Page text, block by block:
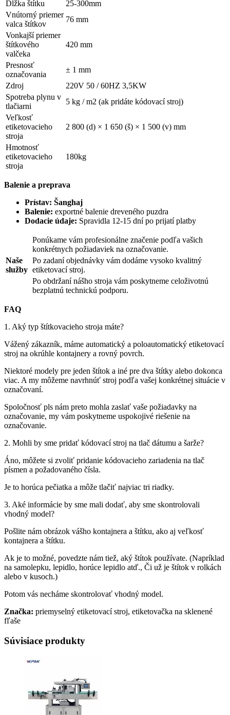
Dĺžka štítku
25-300mm
Vnútorný priemer
valca štítkov
76 mm
Vonkajší priemer
štítkového
valčeka
420 mm
Presnosť
označovania
± 1 mm
Zdroj
220V 50 / 60HZ 3,5KW
Spotreba plynu v
tlačiarni
5 kg / m2 (ak pridáte kódovací stroj)
Veľkosť
etiketovacieho
stroja
2 800 (d) × 1 650 (š) × 1 500 (v) mm
Hmotnosť
etiketovacieho
stroja
180kg
Balenie a preprava
Prístav: Šanghaj
Balenie: exportné balenie dreveného puzdra
Dodacie údaje: Spravidla 12-15 dní po prijatí platby
Naše
služby
Ponúkame vám profesionálne značenie podľa vašich
konkrétnych požiadaviek na označovanie.
Po zadaní objednávky vám dodáme vysoko kvalitný
etiketovací stroj.
Po obdržaní nášho stroja vám poskytneme celoživotnú
bezplatnú technickú podporu.
FAQ
1. Aký typ štítkovacieho stroja máte?
Vážený zákazník, máme automatický a poloautomatický etiketovací
stroj na okrúhle kontajnery a rovný povrch.
Niektoré modely pre jeden štítok a iné pre dva štítky alebo dokonca
viac. A my môžeme navrhnúť stroj podľa vašej konkrétnej situácie v
označovaní.
Spoločnosť pls nám preto mohla zaslať vaše požiadavky na
označovanie, my vám poskytneme uspokojivé riešenie na
označovanie.
2. Mohli by sme pridať kódovací stroj na tlač dátumu a šarže?
Áno, môžete si zvoliť pridanie kódovacieho zariadenia na tlač
písmen a požadovaného čísla.
Je to horúca pečiatka a môže tlačiť najviac tri riadky.
3. Aké informácie by sme mali dodať, aby sme skontrolovali
vhodný model?
Pošlite nám obrázok vášho kontajnera a štítku, ako aj veľkosť
kontajnera a štítku.
Ak je to možné, povedzte nám tiež, aký štítok používate. (Napríklad
na samolepku, lepidlo, horúce lepidlo atď., Či už je štítok v rolkách
alebo v kusoch.)
Potom vás necháme skontrolovať vhodný model.
Značka: priemyselný etiketovací stroj, etiketovačka na sklenené
fľaše
Súvisiace produkty